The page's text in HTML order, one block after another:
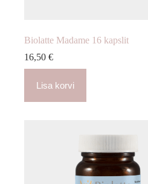
Biolatte Madame 16 kapslit
16,50 €
Lisa korvi